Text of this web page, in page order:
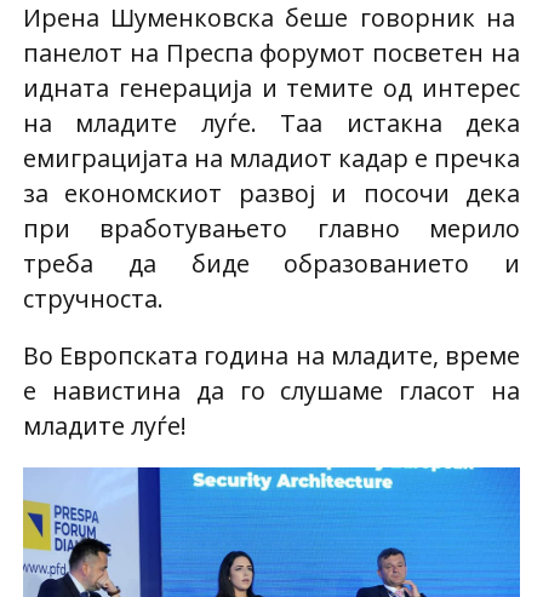
Ирена Шуменковска беше говорник на
панелот на Преспа форумот посветен на
идната генерација и темите од интерес
на младите луѓе. Таа истакна дека
емиграцијата на младиот кадар е пречка
за економскиот развој и посочи дека
при вработувањето главно мерило
треба да биде образованието и
стручноста.
Во Европската година на младите, време
е навистина да го слушаме гласот на
младите луѓе!